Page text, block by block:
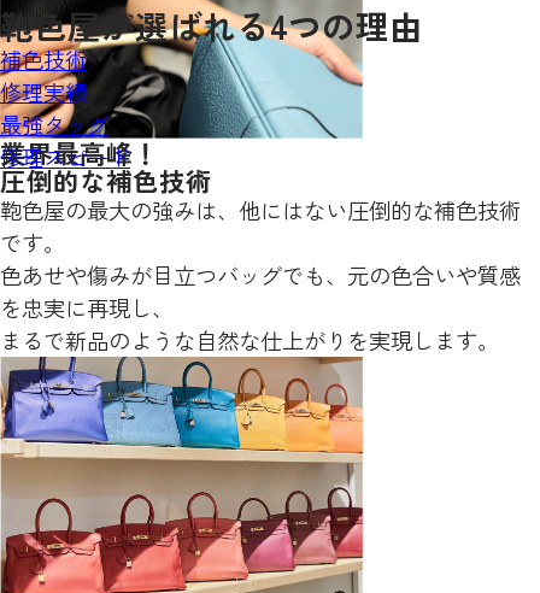
鞄色屋が選ばれる4つの理由
補色技術
修理実績
最強タッグ
修理スピード
業界最高峰！
圧倒的な補色技術
鞄色屋の最大の強みは、他にはない圧倒的な補色技術
です。
色あせや傷みが目立つバッグでも、元の色合いや質感
を忠実に再現し、
まるで新品のような自然な仕上がりを実現します。